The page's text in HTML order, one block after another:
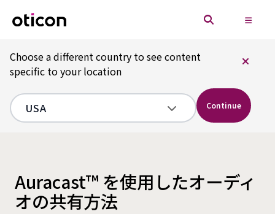
Choose a different country to see content
specific to your location
Continue
Auracast™ を使用したオーディ
オの共有方法